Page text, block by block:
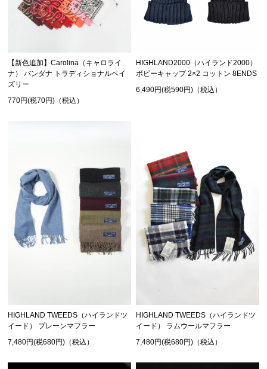
【新色追加】Carolina（キャロライ
ナ） バンダナ トラディショナルペイ
ズリー
770円(税70円)（税込）
HIGHLAND2000（ハイランド2000）
ボビーキャップ 2×2 コットン 8ENDS
6,490円(税590円)（税込）
HIGHLAND TWEEDS（ハイランドツ
イード） プレーンマフラー
7,480円(税680円)（税込）
HIGHLAND TWEEDS（ハイランドツ
イード） ラムウールマフラー
7,480円(税680円)（税込）